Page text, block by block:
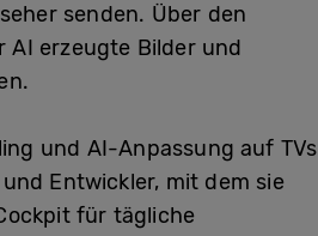
senden. Über den
AI erzeugte Bilder und
und AI-Anpassung auf TVs
Entwickler, mit dem sie
für tägliche